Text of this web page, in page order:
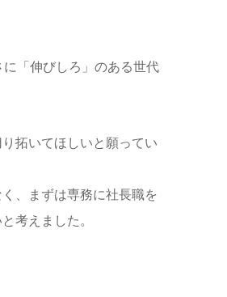
「伸びしろ」のある世代
拓いてほしいと願ってい
、まずは専務に社長職を
考えました。